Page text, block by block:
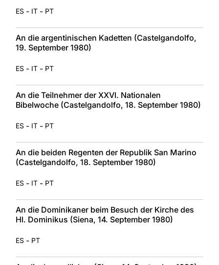
ES - IT - PT
An die argentinischen Kadetten (Castelgandolfo,
19. September 1980)
ES - IT - PT
An die Teilnehmer der XXVI. Nationalen
Bibelwoche (Castelgandolfo, 18. September 1980)
ES - IT - PT
An die beiden Regenten der Republik San Marino
(Castelgandolfo, 18. September 1980)
ES - IT - PT
An die Dominikaner beim Besuch der Kirche des
Hl. Dominikus (Siena, 14. September 1980)
ES - PT